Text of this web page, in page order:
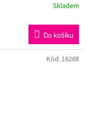
Skladem
Do košíku
Kód: 16268